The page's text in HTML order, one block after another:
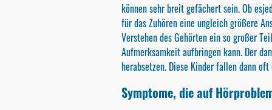
können sehr breit gefächert sein. Ob
für das Zuhören eine ungleich größere
Verstehen des Gehörten ein so großer
Aufmerksamkeit aufbringen kann. Der
herabsetzen. Diese Kinder fallen dann
Symptome, die auf